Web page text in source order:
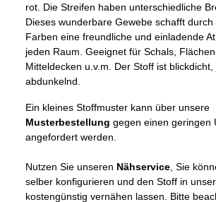
rot. Die Streifen haben unterschiedliche
Dieses wunderbare Gewebe schafft durch
Farben eine freundliche und einladende
jeden Raum. Geeignet für Schals,
Mitteldecken u.v.m. Der Stoff ist
abdunkelnd.
Ein kleines Stoffmuster kann über unsere
Musterbestellung gegen einen geringen
angefordert werden.
Nutzen Sie unseren Nähservice , Sie
selber konfigurieren und den Stoff in
kostengünstig vernähen lassen. Bitte